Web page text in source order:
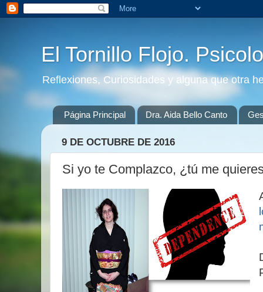
El Tornillo Flojo.
Reflexiones, Curiosidades y alguna que otra
Página Principal Dra. Aida Bello Canto
9 DE OCTUBRE DE 2016
Si yo te Complazco, ¿tú me